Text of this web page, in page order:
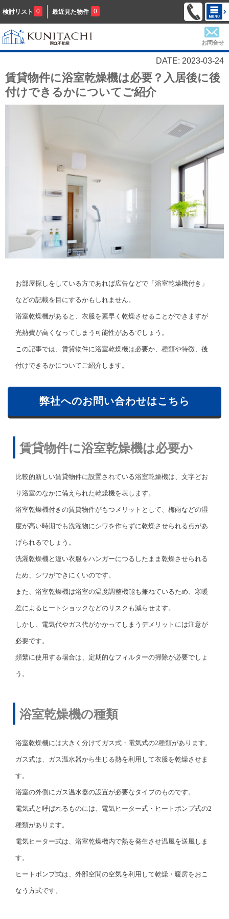
検討リスト 0 最近見た物件 0
お問合せ
DATE: 2023-03-24
賃貸物件に浴室乾燥機は必要？入居後に後
付けできるかについてご紹介
お部屋探しをしている方であれば広告などで「浴室乾燥機付き」
などの記載を目にするかもしれません。
浴室乾燥機があると、衣服を素早く乾燥させることができますが
光熱費が高くなってしまう可能性があるでしょう。
この記事では、賃貸物件に浴室乾燥機は必要か、種類や特徴、後
付けできるかについてご紹介します。
弊社へのお問い合わせはこちら
賃貸物件に浴室乾燥機は必要か
比較的新しい賃貸物件に設置されている浴室乾燥機は、文字どお
り浴室のなかに備えられた乾燥機を表します。
浴室乾燥機付きの賃貸物件がもつメリットとして、梅雨などの湿
度が高い時期でも洗濯物にシワを作らずに乾燥させられる点があ
げられるでしょう。
洗濯乾燥機と違い衣服をハンガーにつるしたまま乾燥させられる
ため、シワができにくいのです。
また、浴室乾燥機は浴室の温度調整機能も兼ねているため、寒暖
差によるヒートショックなどのリスクも減らせます。
しかし、電気代やガス代がかかってしまうデメリットには注意が
必要です。
頻繁に使用する場合は、定期的なフィルターの掃除が必要でしょ
う。
浴室乾燥機の種類
浴室乾燥機には大きく分けてガス式・電気式の2種類があります。
ガス式は、ガス温水器から生じる熱を利用して衣服を乾燥させま
す。
浴室の外側にガス温水器の設置が必要なタイプのものです。
電気式と呼ばれるものには、電気ヒーター式・ヒートポンプ式の2
種類があります。
電気ヒーター式は、浴室乾燥機内で熱を発生させ温風を送風しま
す。
ヒートポンプ式は、外部空間の空気を利用して乾燥・暖房をおこ
なう方式です。